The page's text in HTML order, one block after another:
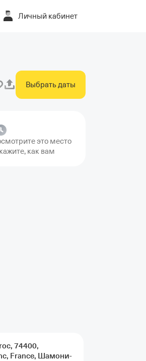
Личный кабинет
Выбрать даты
это место
как вам
France, Шамони-